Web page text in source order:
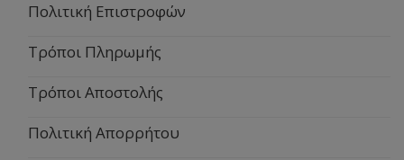
Πολιτική Επιστροφών
Τρόποι Πληρωμής
Τρόποι Αποστολής
Πολιτική Απορρήτου